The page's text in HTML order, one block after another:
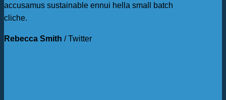
accusamus sustainable ennui hella small batch
cliche.
Rebecca Smith /Twitter